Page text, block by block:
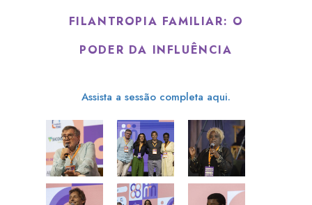
FILANTROPIA FAMILIAR: O
PODER DA INFLUÊNCIA
Assista a sessão completa aqui.